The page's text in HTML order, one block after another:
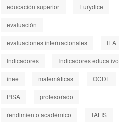
educación superior Eurydice
evaluación
evaluaciones internacionales IEA
Indicadores Indicadores
inee matemáticas OCDE
PISA profesorado
rendimiento académico TALIS